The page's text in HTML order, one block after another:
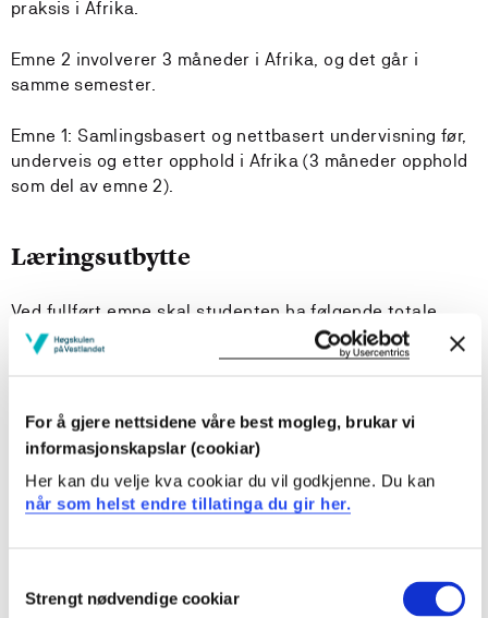
For å gjere nettsidene våre best mogleg, brukar vi
informasjonskapslar (cookiar)
Her kan du velje kva cookiar du vil godkjenne. Du kan
når som helst endre tillatinga du gir her.
Selection
Strengt nødvendige cookiar
praksis i Afrika.
Emne 2 involverer 3 måneder i Afrika, og det går i
samme semester.
Emne 1: Samlingsbasert og nettbasert undervisning før,
underveis og etter opphold i Afrika (3 måneder opphold
som del av emne 2).
Læringsutbytte
Ved fullført emne skal studenten ha følgende totale
læringsutbytte:
Studenten skal ha kunnskap om
teoretiske perspektiver på bærekraftig utvikling
utdanning og bærekraftig utvikling
afrikanske land